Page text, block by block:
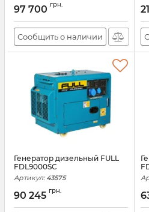
97 700 грн.
Сообщить о наличии
Генератор дизельный FULL
FDL9000SC
Артикул: 43575
90 245 грн.